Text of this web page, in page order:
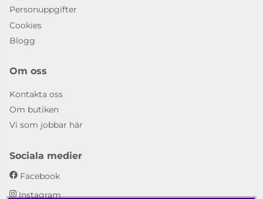
Personuppgifter
Cookies
Blogg
Om oss
Kontakta oss
Om butiken
Vi som jobbar här
Sociala medier
Facebook
Instagram